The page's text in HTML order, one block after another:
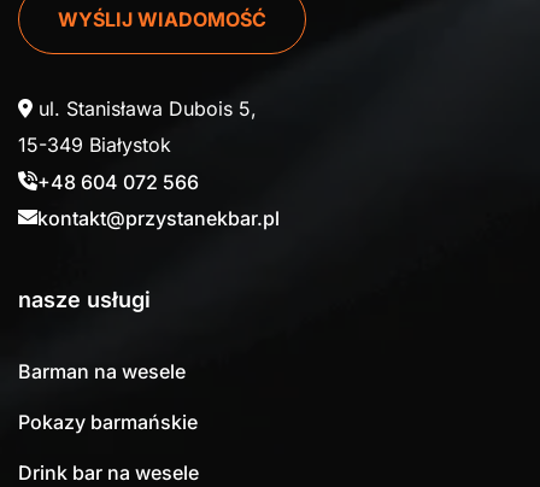
WYŚLIJ WIADOMOŚĆ
ul. Stanisława Dubois 5,
15-349 Białystok
+48 604 072 566
kontakt@przystanekbar.pl
nasze usługi
Barman na wesele
Pokazy barmańskie
Drink bar na wesele